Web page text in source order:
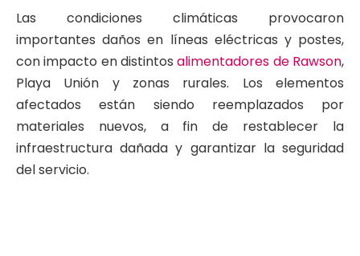
Las condiciones climáticas provocaron
importantes daños en líneas eléctricas y postes,
con impacto en distintosalimentadores de Rawson,
Playa Unión y zonas rurales. Los elementos
afectados están siendo reemplazados por
materiales nuevos, a fin de restablecer la
infraestructura dañada y garantizar la seguridad
del servicio.